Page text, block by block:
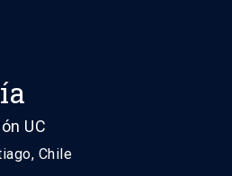
UC
Chile